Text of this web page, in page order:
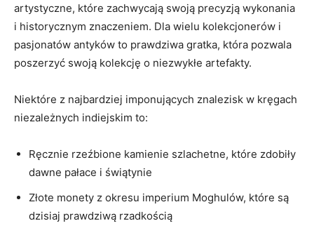
artystyczne, które⁢ zachwycają‍ swoją precyzją wykonania
i historycznym znaczeniem. Dla wielu kolekcjonerów i‌
pasjonatów⁢ antyków to prawdziwa gratka, która pozwala
poszerzyć swoją kolekcję ‌o niezwykłe artefakty.
Niektóre z ⁣najbardziej imponujących znalezisk w kręgach⁣
niezależnych‍ indiejskim to:
Ręcznie rzeźbione kamienie‍ szlachetne, które‍ zdobiły⁤
dawne pałace i świątynie
Złote monety z okresu imperium Moghulów, które ‍są
dzisiaj prawdziwą rzadkością